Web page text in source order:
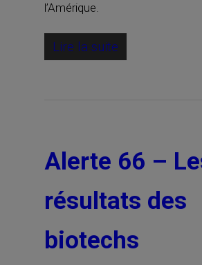
l’Amérique.
Lire la suite
Alerte 66 –
résultats des
biotechs